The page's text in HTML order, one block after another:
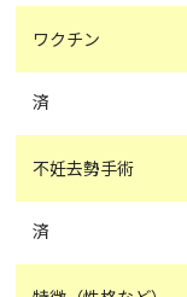
ワクチン
済
不妊去勢手術
済